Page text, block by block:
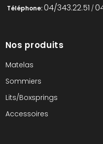
Téléphone: 04/343.22.51 /
Nos produits
Matelas
Sommiers
Lits/Boxsprings
Accessoires